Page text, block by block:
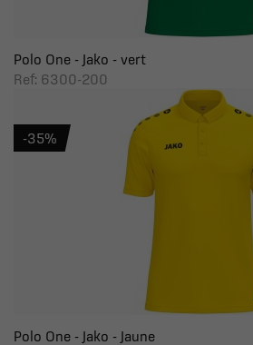
Polo One - Jako - vert
Ref: 6300-200
Polo One - Jako - Jaune
-35%